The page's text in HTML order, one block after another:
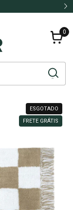
0
ESGOTADO
FRETE GRÁTIS